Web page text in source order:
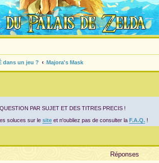
dans un jeu ? Majora's Mask
PAR SUJET ET DES TITRES PRECIS !
soluces sur le site et n'oubliez pas de consulter la F.A.Q. !
Réponses